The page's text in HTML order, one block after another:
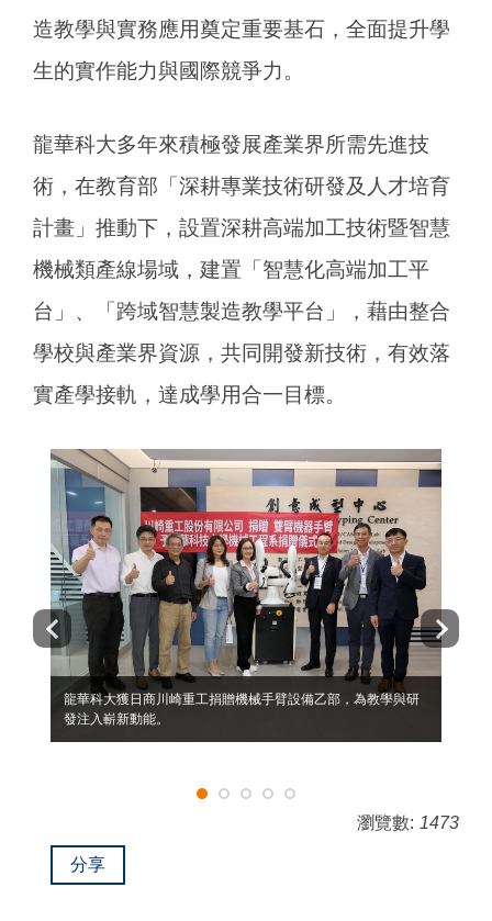
造教學與實務應用奠定重要基石，全面提升學
生的實作能力與國際競爭力。
龍華科大多年來積極發展產業界所需先進技
術，在教育部「深耕專業技術研發及人才培育
計畫」推動下，設置深耕高端加工技術暨智慧
機械類產線場域，建置「智慧化高端加工平
台」、「跨域智慧製造教學平台」，藉由整合
學校與產業界資源，共同開發新技術，有效落
實產學接軌，達成學用合一目標。
龍華科大獲日商川崎重工捐贈機械手臂設備乙部，為教學與研
發注入嶄新動能。
瀏覽數: 1473
分享